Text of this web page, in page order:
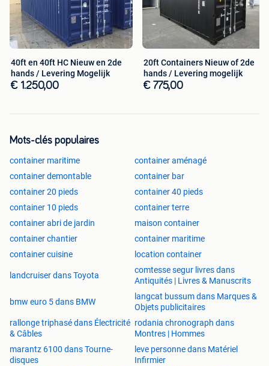
40ft en 40ft HC Nieuw en 2de
hands / Levering Mogelijk
€ 1.250,00
20ft Containers Nieuw of 2de
hands / Levering mogelijk
€ 775,00
Mots-clés populaires
container maritime
container aménagé
container demontable
container bar
container 20 pieds
container 40 pieds
container 10 pieds
container terre
container abri de jardin
maison container
container chantier
container maritime
container cuisine
location container
landcruiser dans Toyota
comtesse segur livres dans
Antiquités | Livres & Manuscrits
bmw euro 5 dans BMW
langcat bussum dans Marques &
Objets publicitaires
rallonge triphasé dans Électricité
& Câbles
rodania chronograph dans
Montres | Hommes
marantz 6100 dans Tourne-
disques
leve personne dans Matériel
Infirmier